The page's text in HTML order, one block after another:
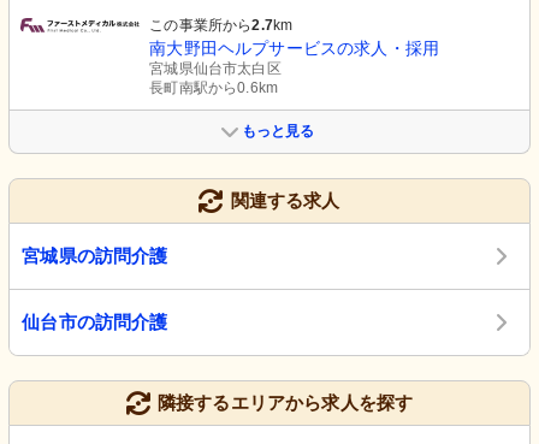
この事業所から2.7km
南大野田ヘルプサービスの求人・採用
宮城県仙台市太白区
長町南駅から0.6km
もっと見る
関連する求人
宮城県の訪問介護
仙台市の訪問介護
隣接するエリアから求人を探す